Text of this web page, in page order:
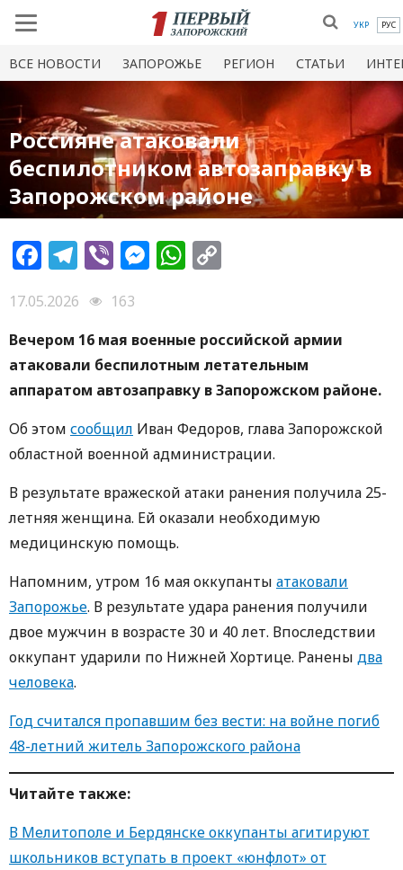
УКР РУС
ВСЕ НОВОСТИ ЗАПОРОЖЬЕ РЕГИОН СТАТЬИ
Россияне атаковали
беспилотником автозаправку в
Запорожском районе
Facebook
Telegram
ViberMessenger
WhatsApp
17.05.2026
163
Вечером 16 мая военные российской армии
атаковали беспилотным летательным
аппаратом автозаправку в Запорожском районе.
Об этом сообщил Иван Федоров, глава Запорожской
областной военной администрации.
В результате вражеской атаки ранения получила 25-
летняя женщина. Ей оказали необходимую
медицинскую помощь.
Напомним, утром 16 мая оккупанты атаковали
Запорожье. В результате удара ранения получили
двое мужчин в возрасте 30 и 40 лет. Впоследствии
оккупант ударили по Нижней Хортице. Ранены два
человека.
Год считался пропавшим без вести: на войне погиб
48-летний житель Запорожского района
Читайте также:
В Мелитополе и Бердянске оккупанты агитируют
школьников вступать в проект «юнфлот» от